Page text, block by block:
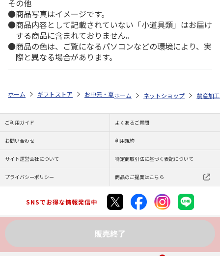
その他
商品写真はイメージです。
商品内容として記載されていない「小道具類」はお届け
する商品に含まれておりません。
商品の色は、ご覧になるパソコンなどの環境により、実
際と異なる場合があります。
販売終了
ホーム ギフトストア お中元・夏ギフト特集 2026 ゆうゆうギフト
ホーム ネットショップ 農産加
ご利用ガイド よくあるご質問
お問い合わせ 利用規約
サイト運営会社について 特定商取引法に基づく表記について
プライバシーポリシー 商品のご提案はこちら
SNSでお得な情報発信中